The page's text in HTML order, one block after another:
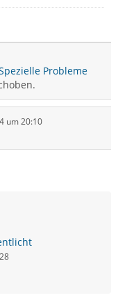
Probleme
um 20:10